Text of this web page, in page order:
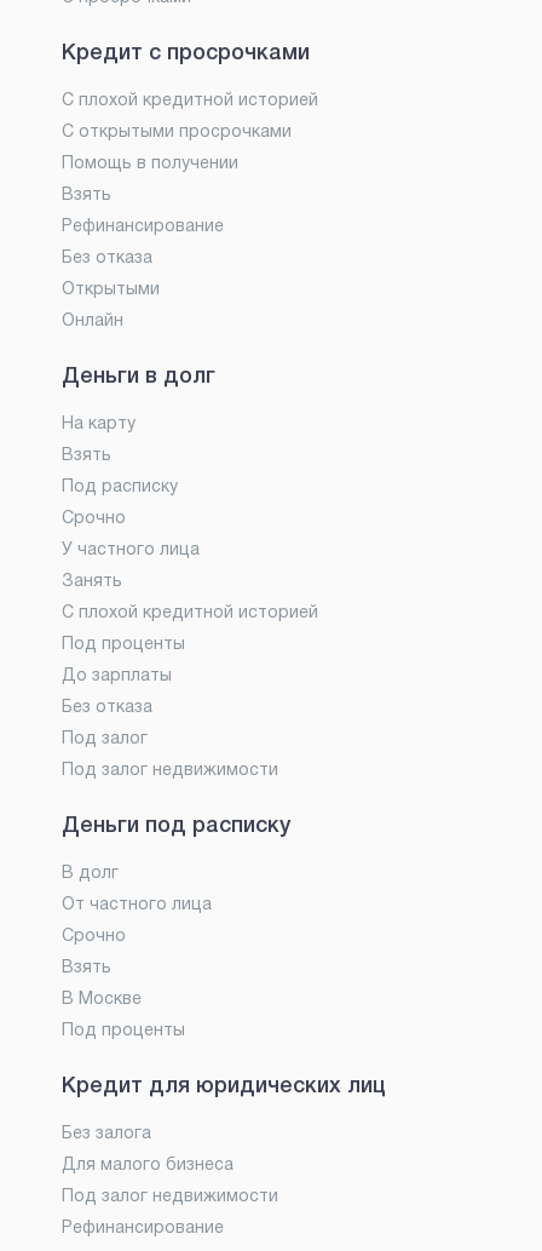
Кредит с просрочками
С плохой кредитной историей
С открытыми просрочками
Помощь в получении
Взять
Рефинансирование
Без отказа
Открытыми
Онлайн
Деньги в долг
На карту
Взять
Под расписку
Срочно
У частного лица
Занять
С плохой кредитной историей
Под проценты
До зарплаты
Без отказа
Под залог
Под залог недвижимости
Деньги под расписку
В долг
От частного лица
Срочно
Взять
В Москве
Под проценты
Кредит для юридических лиц
Без залога
Для малого бизнеса
Под залог недвижимости
Рефинансирование